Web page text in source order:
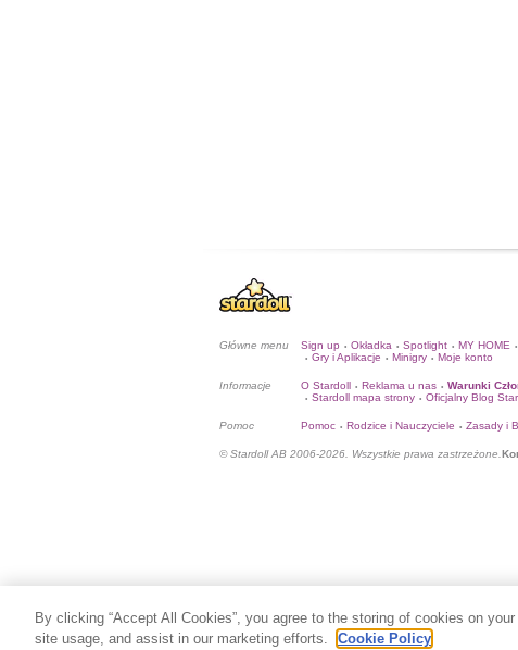
Główne menu Sign up • Okładka • Spotlight • MY HOME •
• Gry i Aplikacje • Minigry • Moje konto
Informacje O Stardoll • Reklama u nas • Warunki
• Stardoll mapa strony • Oficjalny Blog
Pomoc Pomoc • Rodzice i Nauczyciele • Zasady i
© Stardoll AB 2006-2026. Wszystkie prawa zastrzeżone.
By clicking “Accept All Cookies”, you agree to the storing of cookies on
site usage, and assist in our marketing efforts.
Cookie Policy